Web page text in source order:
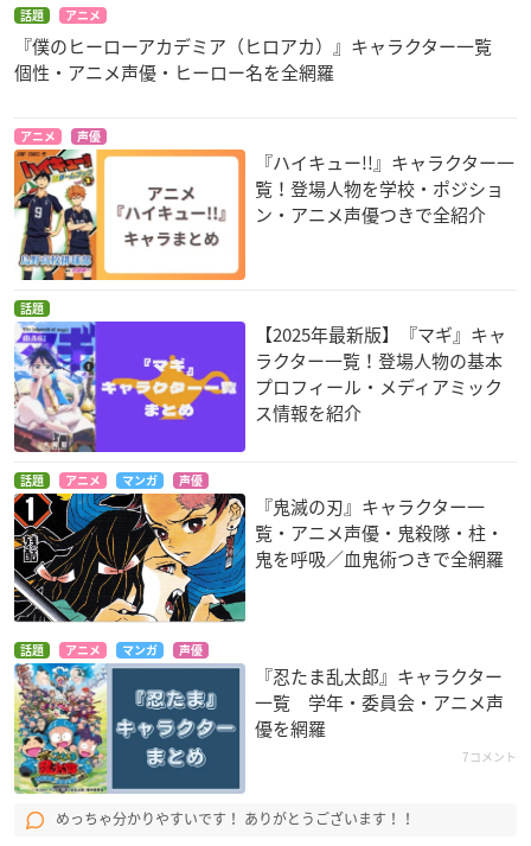
話題 アニメ
『僕のヒーローアカデミア（ヒロアカ）』キャラクター一覧
個性・アニメ声優・ヒーロー名を全網羅
アニメ 声優
『ハイキュー!!』キャラクター一
覧！登場人物を学校・ポジショ
ン・アニメ声優つきで全紹介
話題
【2025年最新版】『マギ』キャ
ラクター一覧！登場人物の基本
プロフィール・メディアミック
ス情報を紹介
話題 アニメ マンガ 声優
『鬼滅の刃』キャラクター一
覧・アニメ声優・鬼殺隊・柱・
鬼を呼吸／血鬼術つきで全網羅
話題 アニメ マンガ 声優
『忍たま乱太郎』キャラクター
一覧 学年・委員会・アニメ声
優を網羅
7コメント
めっちゃ分かりやすいです！ ありがとうございます！！